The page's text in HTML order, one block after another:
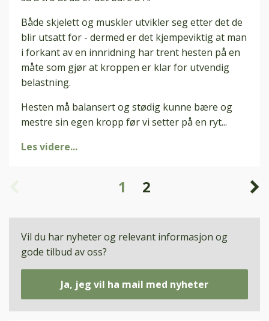
Både skjelett og muskler utvikler seg etter det de
blir utsatt for - dermed er det kjempeviktig at man
i forkant av en innridning har trent hesten på en
måte som gjør at kroppen er klar for utvendig
belastning.
Hesten må balansert og stødig kunne bære og
mestre sin egen kropp før vi setter på en ryt...
Les videre...
1 2
Vil du har nyheter og relevant informasjon og
gode tilbud av oss?
Ja, jeg vil ha mail med nyheter